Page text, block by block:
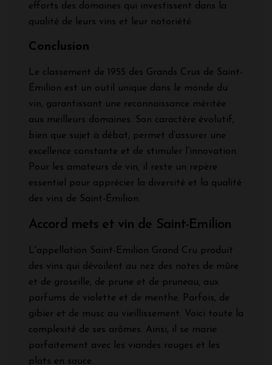
efforts des domaines qui investissent dans la
qualité de leurs vins et leur notoriété.
Conclusion
Le classement de 1955 des Grands Crus de Saint-
Émilion est un outil unique dans le monde du
vin, garantissant une reconnaissance méritée
aux meilleurs domaines. Son caractère évolutif,
bien que sujet à débat, permet d’assurer une
excellence constante et de stimuler l’innovation.
Pour les amateurs de vin, il reste un repère
essentiel pour apprécier la diversité et la qualité
des vins de Saint-Émilion.
Accord mets et vin de Saint-Emilion
L'appellation Saint-Emilion Grand Cru produit
des vins qui dévoilent au nez des notes de mûre
et de groseille, de prune et de pruneau, aux
parfums de violette et de menthe. Parfois, de
gibier et de musc au vieillissement. Voici toute la
complexité de ses arômes. Ainsi, il se marie
parfaitement avec les viandes rouges et les
plats en sauce.